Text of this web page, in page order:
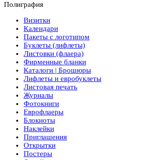
Полиграфия
Визитки
Календари
Пакеты с логотипом
Буклеты (лифлеты)
Листовки (флаера)
Фирменные бланки
Каталоги | Брошюры
Лифлеты и евробуклеты
Листовая печать
Журналы
Фотокниги
Еврофлаеры
Блокноты
Наклейки
Приглашения
Открытки
Постеры